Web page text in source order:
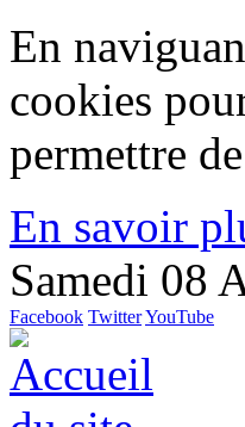
En
cookies
permettre
En savoir
Samedi 08
Facebook TwitterYouTube